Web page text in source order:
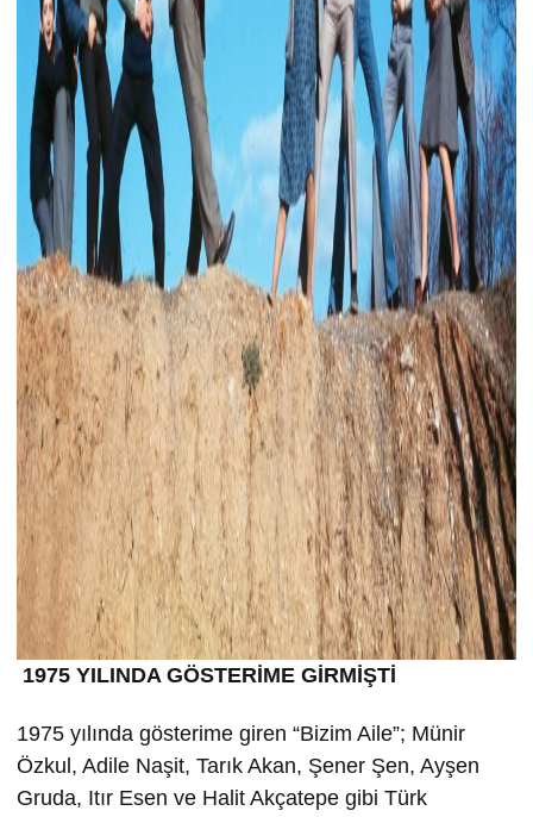
1975 YILINDA GÖSTERİME GİRMİŞTİ
1975 yılında gösterime giren “Bizim Aile”; Münir
Özkul, Adile Naşit, Tarık Akan, Şener Şen, Ayşen
Gruda, Itır Esen ve Halit Akçatepe gibi Türk